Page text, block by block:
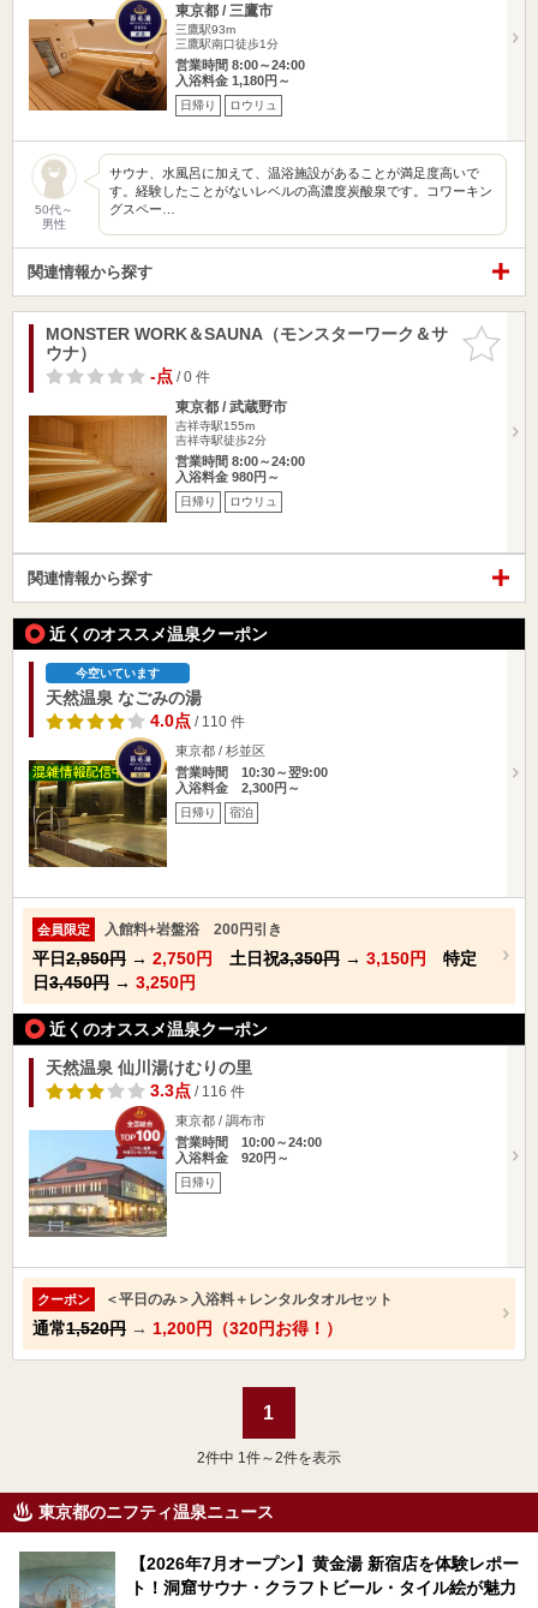
東京都 / 三鷹市
三鷹駅93m
三鷹駅南口徒歩1分
営業時間 8:00～24:00
入浴料金 1,180円～
日帰り ロウリュ
50代～
男性
サウナ、水風呂に加えて、温浴施設があることが満足度高いで
す。経験したことがないレベルの高濃度炭酸泉です。コワーキン
グスペー…
関連情報から探す
お気に入
りに追加
MONSTER WORK＆SAUNA（モンスターワーク＆サ
ウナ）
-点/ 0 件
東京都 / 武蔵野市
吉祥寺駅155m
吉祥寺駅徒歩2分
営業時間 8:00～24:00
入浴料金 980円～
日帰り ロウリュ
関連情報から探す
近くのオススメ温泉クーポン
今空いています
天然温泉 なごみの湯
4.0点/ 110 件
東京都 / 杉並区
営業時間 10:30～翌9:00
入浴料金 2,300円～
日帰り 宿泊
会員限定 入館料+岩盤浴 200円引き
平日2,950円 → 2,750円 土日祝3,350円 → 3,150円
特定
日3,450円 → 3,250円
近くのオススメ温泉クーポン
天然温泉 仙川湯けむりの里
3.3点/ 116 件
東京都 / 調布市
営業時間 10:00～24:00
入浴料金 920円～
日帰り
クーポン ＜平日のみ＞入浴料＋レンタルタオルセット
通常1,520円 → 1,200円（320円お得！）
1
2件中 1件～2件を表示
東京都のニフティ温泉ニュース
【2026年7月オープン】黄金湯 新宿店を体験レポー
ト！洞窟サウナ・クラフトビール・タイル絵が魅力